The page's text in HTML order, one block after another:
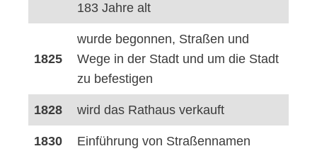
183 Jahre alt
1825
wurde begonnen, Straßen und
Wege in der Stadt und um die Stadt
zu befestigen
1828 wird das Rathaus verkauft
1830 Einführung von Straßennamen